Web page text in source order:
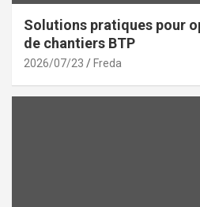
Solutions pratiques pour
de chantiers BTP
2026/07/23 Freda